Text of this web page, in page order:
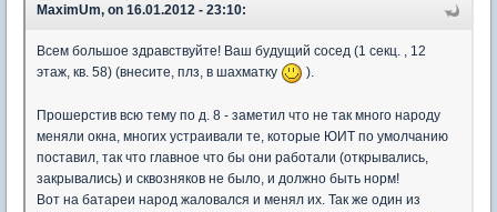
MaximUm, on 16.01.2012 - 23:10:
Всем большое здравствуйте! Ваш будущий сосед (1 секц. , 12
этаж, кв. 58) (внесите, плз, в шахматку
).
Прошерстив всю тему по д. 8 - заметил что не так много народу
меняли окна, многих устраивали те, которые ЮИТ по умолчанию
поставил, так что главное что бы они работали (открывались,
закрывались) и сквозняков не было, и должно быть норм!
Вот на батареи народ жаловался и менял их. Так же один из